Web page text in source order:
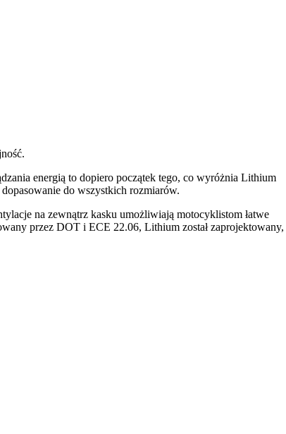
energią to dopiero początek tego, co wyróżnia Lithium
do wszystkich rozmiarów.
na zewnątrz kasku umożliwiają motocyklistom łatwe
przez DOT i ECE 22.06, Lithium został zaprojektowany,